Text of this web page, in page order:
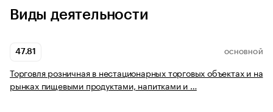
Виды деятельности
47.81 ОСНОВНОЙ
Торговля розничная в нестационарных торговых объектах и на
рынках пищевыми продуктами, напитками и …